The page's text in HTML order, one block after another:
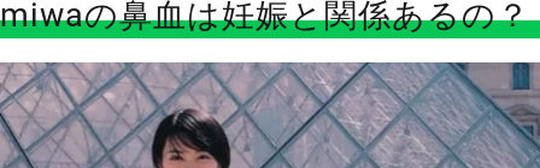
miwaの鼻血は妊娠と関係あるの？